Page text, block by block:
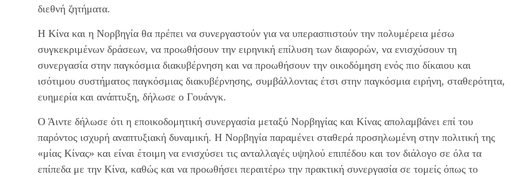
διεθνή ζητήματα.
Η Κίνα και η Νορβηγία θα πρέπει να συνεργαστούν για να υπερασπιστούν την πολυμέρεια μέσω
συγκεκριμένων δράσεων, να προωθήσουν την ειρηνική επίλυση των διαφορών, να ενισχύσουν τη
συνεργασία στην παγκόσμια διακυβέρνηση και να προωθήσουν την οικοδόμηση ενός πιο δίκαιου και
ισότιμου συστήματος παγκόσμιας διακυβέρνησης, συμβάλλοντας έτσι στην παγκόσμια ειρήνη, σταθερότητα,
ευημερία και ανάπτυξη, δήλωσε ο Γουάνγκ.
Ο Άιντε δήλωσε ότι η εποικοδομητική συνεργασία μεταξύ Νορβηγίας και Κίνας απολαμβάνει επί του
παρόντος ισχυρή αναπτυξιακή δυναμική. Η Νορβηγία παραμένει σταθερά προσηλωμένη στην πολιτική της
«μίας Κίνας» και είναι έτοιμη να ενισχύσει τις ανταλλαγές υψηλού επιπέδου και τον διάλογο σε όλα τα
επίπεδα με την Κίνα, καθώς και να προωθήσει περαιτέρω την πρακτική συνεργασία σε τομείς όπως το